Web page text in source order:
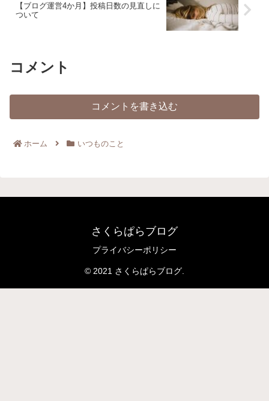
【ブログ運営4か月】投稿日数の見直しに
ついて
コメント
コメントを書き込む
ホーム いつものこと
さくらぱらブログ
プライバシーポリシー
© 2021 さくらぱらブログ.